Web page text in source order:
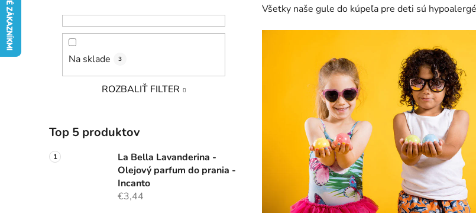
Na sklade 3
ROZBALIŤ FILTER
Top 5 produktov
La Bella Lavanderina -
Olejový parfum do prania -
Incanto
€3,44
Všetky naše gule do kúpeľa pre deti sú